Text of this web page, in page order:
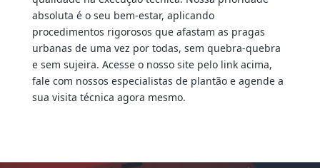
absoluta é o seu bem-estar, aplicando
procedimentos rigorosos que afastam as pragas
urbanas de uma vez por todas, sem quebra-quebra
e sem sujeira. Acesse o nosso site pelo link acima,
fale com nossos especialistas de plantão e agende a
sua visita técnica agora mesmo.